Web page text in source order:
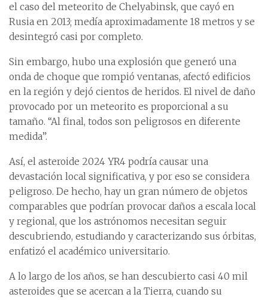
el caso del meteorito de Chelyabinsk, que cayó en
Rusia en 2013; medía aproximadamente 18 metros y se
desintegró casi por completo.
Sin embargo, hubo una explosión que generó una
onda de choque que rompió ventanas, afectó edificios
en la región y dejó cientos de heridos. El nivel de daño
provocado por un meteorito es proporcional a su
tamaño. “Al final, todos son peligrosos en diferente
medida”.
Así, el asteroide 2024 YR4 podría causar una
devastación local significativa, y por eso se considera
peligroso. De hecho, hay un gran número de objetos
comparables que podrían provocar daños a escala local
y regional, que los astrónomos necesitan seguir
descubriendo, estudiando y caracterizando sus órbitas,
enfatizó el académico universitario.
A lo largo de los años, se han descubierto casi 40 mil
asteroides que se acercan a la Tierra, cuando su